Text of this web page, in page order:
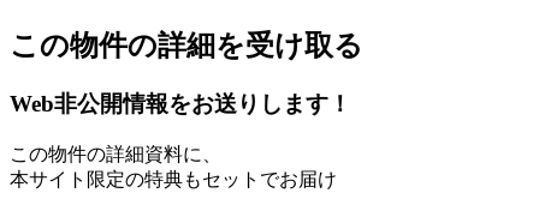
この物件の詳細を受け取る
Web非公開情報をお送りします！
この物件の詳細資料に、
本サイト限定の特典もセットでお届け